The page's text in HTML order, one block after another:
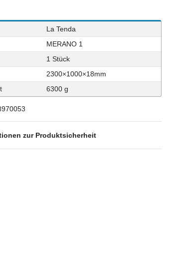
La Tenda
MERANO 1
1 Stück
2300×1000×18mm
6300 g
zur Produktsicherheit